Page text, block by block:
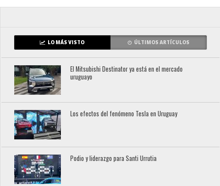
LO MÁS VISTO ÚLTIMOS ARTÍCULOS
El Mitsubishi Destinator ya está en el mercado
uruguayo
Los efectos del fenómeno Tesla en Uruguay
Podio y liderazgo para Santi Urrutia